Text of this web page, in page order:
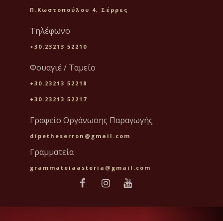
Π.Κωστοπούλου 4, Σέρρες
Τηλέφωνο
+30.23213 52210
Φουαγιέ / Ταμείο
+30.23213 52218
+30.23213 52217
Γραφείο Οργάνωσης Παραγωγής
dipetheserron@gmail.com
Γραμματεία
grammateiaasteria@gmail.com